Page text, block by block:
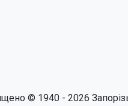
© 1940 - 2026